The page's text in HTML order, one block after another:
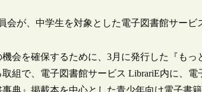
会が、中学生を対象とした電子図書館サービ
会を確保するために、3月に発行した『も
組で、電子図書館サービス LibrariE内に、
典』掲載本を中心とした青少年向け電子書籍